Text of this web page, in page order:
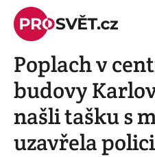
Skip
content
Poplach v
budovy
našli tašku s
uzavřela